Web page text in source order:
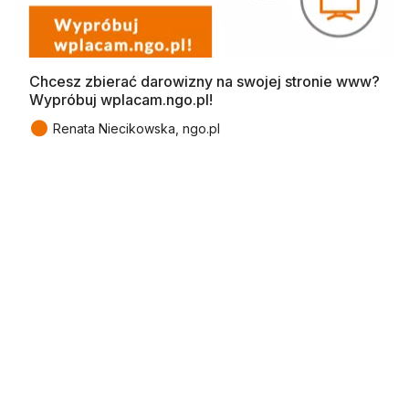
Chcesz zbierać darowizny na swojej stronie www?
Wypróbuj wplacam.ngo.pl!
● Renata Niecikowska, ngo.pl